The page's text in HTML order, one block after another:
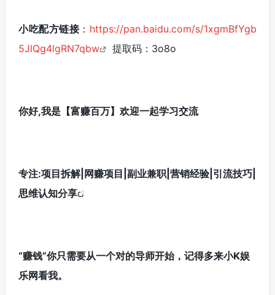
小吃配方链接： https://pan.baidu.com/s/1xgmBfYgb
5JlQg4lgRN7qbw
提取码：3o8o
你好,我是【富赚百万】欢迎一起学习交流
专注:项目拆解|网赚项目|副业兼职|营销经验|引流技巧|
思维认知分享
“赚钱”你只需要从一个对的导师开始，记得多来小K娱
乐网看我。